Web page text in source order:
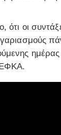
οι
ημέρας
ΕΦΚΑ.